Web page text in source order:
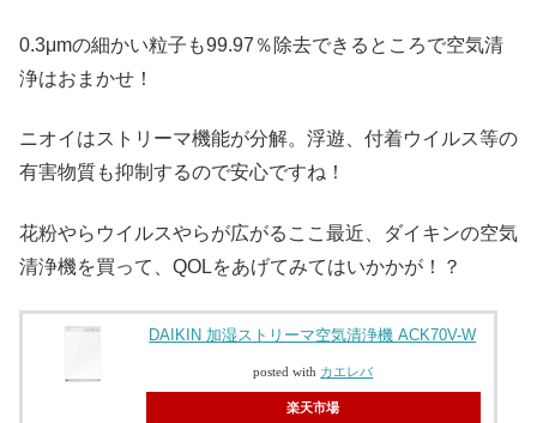
0.3μmの細かい粒子も99.97％除去できるところで空気清
浄はおまかせ！
ニオイはストリーマ機能が分解。浮遊、付着ウイルス等の
有害物質も抑制するので安心ですね！
花粉やらウイルスやらが広がるここ最近、ダイキンの空気
清浄機を買って、QOLをあげてみてはいかかが！？
DAIKIN 加湿ストリーマ空気清浄機 ACK70V-W
posted with カエレバ
楽天市場